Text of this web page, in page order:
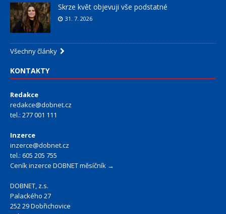
Skrze květ objevuji vše podstatné
31. 7. 2026
Všechny články
KONTAKTY
Redakce
redakce@dobnet.cz
tel.: 277 001 111
Inzerce
inzerce@dobnet.cz
tel.: 605 205 755
Ceník inzerce DOBNET měsíčník →
DOBNET, z.s.
Palackého 27
252 29 Dobřichovice